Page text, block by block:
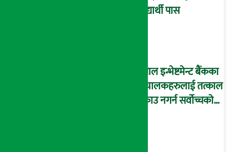
विद्यार्थी पास
नेपाल इन्भेष्टमेन्ट बैंकका
संचालकहरुलाई तत्काल
पक्राउ नगर्न सर्वोच्चको